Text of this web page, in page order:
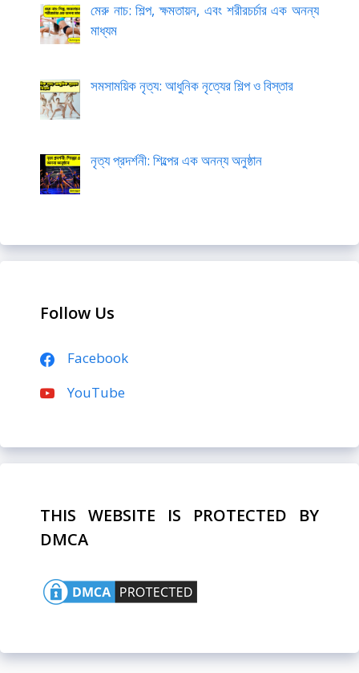
মেরু নাচ: শিল্প, ক্ষমতায়ন, এবং শরীরচর্চার এক অনন্য
মাধ্যম
সমসাময়িক নৃত্য: আধুনিক নৃত্যের শিল্প ও বিস্তার
নৃত্য প্রদর্শনী: শিল্পের এক অনন্য অনুষ্ঠান
Follow Us
Facebook
YouTube
THIS WEBSITE IS PROTECTED BY
DMCA